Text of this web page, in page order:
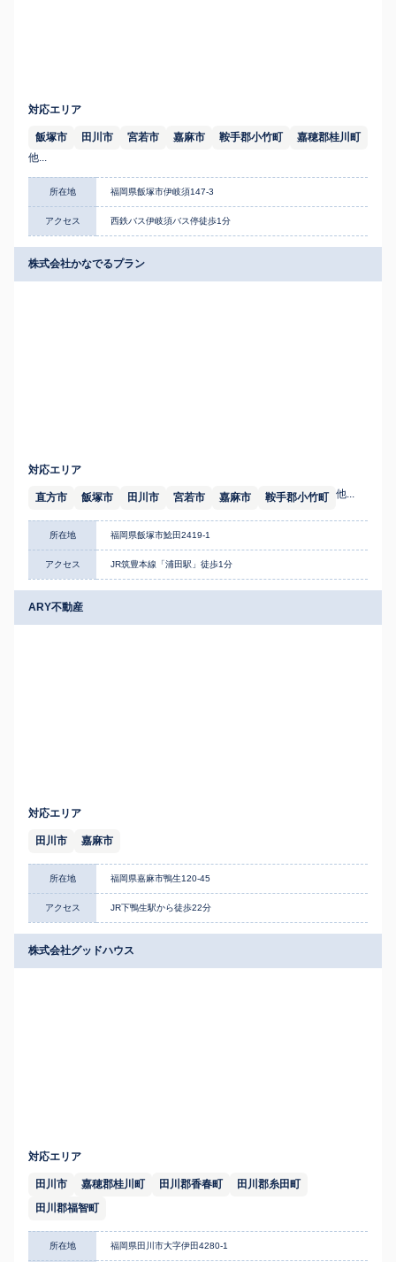
対応エリア
飯塚市 田川市 宮若市 嘉麻市 鞍手郡小竹町
嘉穂郡桂川町
他...
所在地 福岡県飯塚市伊岐須147-3
アクセス 西鉄バス伊岐須バス停徒歩1分
株式会社かなでるプラン
対応エリア
直方市 飯塚市 田川市 宮若市 嘉麻市 鞍手郡小竹町 他...
所在地 福岡県飯塚市鯰田2419-1
アクセス JR筑豊本線「浦田駅」徒歩1分
ARY不動産
対応エリア
田川市 嘉麻市
所在地 福岡県嘉麻市鴨生120-45
アクセス JR下鴨生駅から徒歩22分
株式会社グッドハウス
対応エリア
田川市 嘉穂郡桂川町 田川郡香春町
田川郡糸田町
田川郡福智町
所在地 福岡県田川市大字伊田4280-1